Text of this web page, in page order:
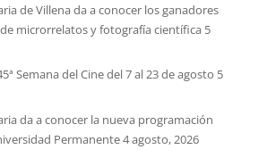
de Villena da a conocer los ganadores
microrrelatos y fotografía científica 5
Semana del Cine del 7 al 23 de agosto 5
da a conocer la nueva programación
Permanente4 agosto, 2026